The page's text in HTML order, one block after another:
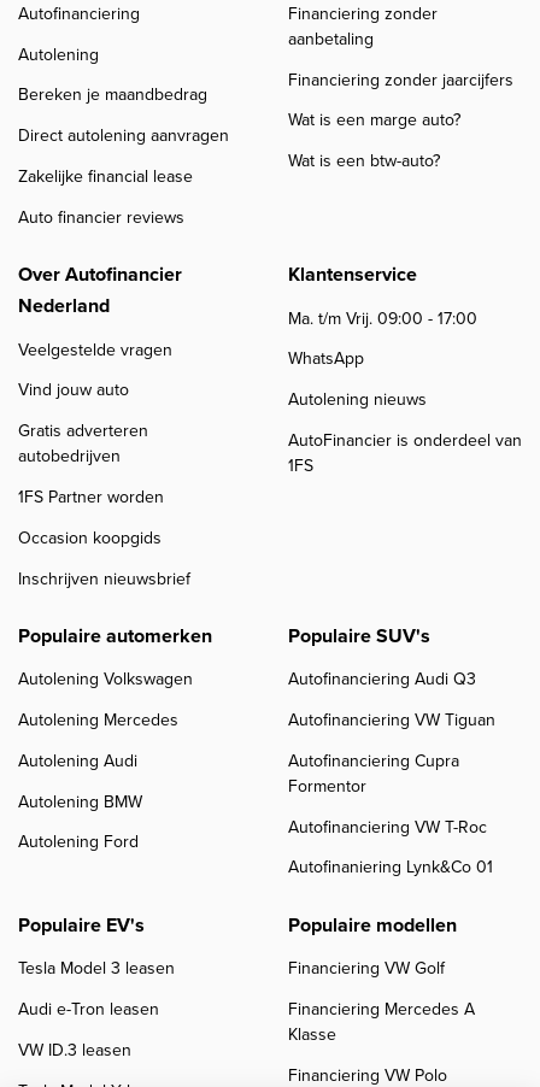
Autofinanciering
Autolening
Bereken je maandbedrag
Direct autolening aanvragen
Zakelijke financial lease
Auto financier reviews
Financiering zonder
aanbetaling
Financiering zonder jaarcijfers
Wat is een marge auto?
Wat is een btw-auto?
Over Autofinancier
Nederland
Veelgestelde vragen
Vind jouw auto
Gratis adverteren
autobedrijven
1FS Partner worden
Occasion koopgids
Inschrijven nieuwsbrief
Klantenservice
Ma. t/m Vrij. 09:00 - 17:00
WhatsApp
Autolening nieuws
AutoFinancier is onderdeel van
1FS
Populaire automerken
Autolening Volkswagen
Autolening Mercedes
Autolening Audi
Autolening BMW
Autolening Ford
Populaire SUV's
Autofinanciering Audi Q3
Autofinanciering VW Tiguan
Autofinanciering Cupra
Formentor
Autofinanciering VW T-Roc
Autofinaniering Lynk&Co 01
Populaire EV's
Tesla Model 3 leasen
Audi e-Tron leasen
VW ID.3 leasen
Populaire modellen
Financiering VW Golf
Financiering Mercedes A
Klasse
Financiering VW Polo